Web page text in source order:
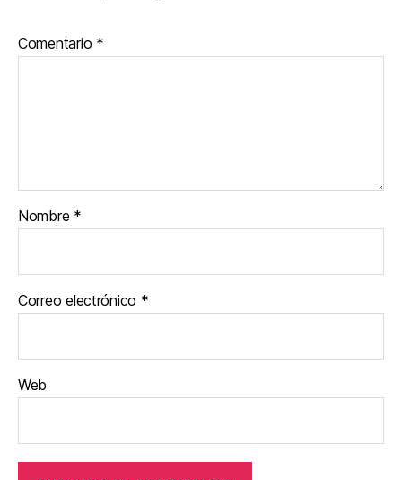
Comentario *
Nombre *
Correo electrónico *
Web